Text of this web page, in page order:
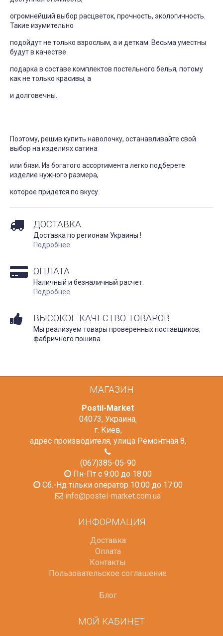
огромнейший выбор расцветок, прочность, экологичность.
Такие изумительно
подойдут не только взрослым, а и деткам. Весьма уместны
будут в качестве
подарка в составе комплектов постельного белья, потому
как не только красивы, а
и долговечны.
Поэтому, решив купить наволочку, останавливайте свой
выбор на изделиях сатина
или бязи. Из богатого ассортимента легко подберете
изделие нужного размера,
которое придется по вкусу.
ДОСТАВКА
Доставка по регионам Украины !
Подробнее
ОПЛАТА
Наличный и безналичный расчет.
Подробнее
ВЫСОКОЕ КАЧЕСТВО ТОВАРОВ
Мы реализуем товары проверенных поставщиков,
фабричного пошива
МАГАЗИН
Postil-Market
04073, Украина,
г. Киев,
адрес производителя, улица Ремонтная 8,
(067)385-05-90
Пн-Пт с 9:00 до 18:00
Сб.-Нд тільки оператор 10:00 до 17:00
info@postel-market.com.ua
ИНФОРМАЦИЯ
Доставка
Оплата
Контакты
Пользовательское соглашение
Блог
МОЙ КАБИНЕТ